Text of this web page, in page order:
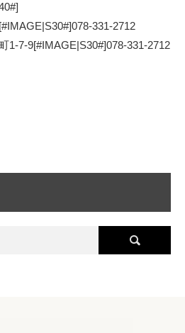
[#IMAGE|S30#]078-331-2712
1-7-9[#IMAGE|S30#]078-331-2712